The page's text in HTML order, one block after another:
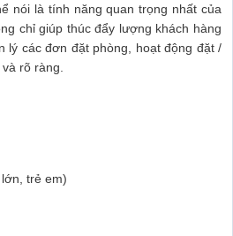
nói là tính năng quan trọng nhất của
chỉ giúp thúc đẩy lượng khách hàng
lý các đơn đặt phòng, hoạt động đặt /
rõ ràng.
trẻ em)